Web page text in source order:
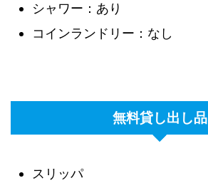
シャワー：あり
コインランドリー：なし
無料貸し出し品
スリッパ